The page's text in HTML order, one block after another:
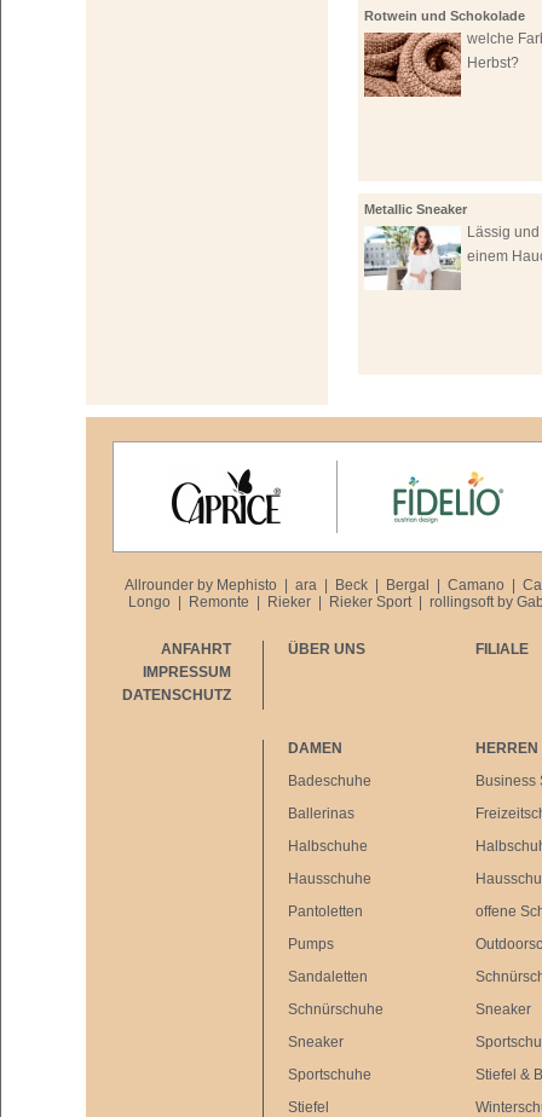
Rotwein und Schokolade
welche
Herbst?
Metallic Sneaker
Lässig
einem
Allrounder by Mephisto ara Beck Bergal Camano
Longo
Remonte Rieker Rieker Sport rollingsoft by
ANFAHRT
IMPRESSUM
DATENSCHUTZ
ÜBER UNS FILIALE
DAMEN
Badeschuhe
Ballerinas
Halbschuhe
Hausschuhe
Pantoletten
Pumps
Sandaletten
Schnürschuhe
Sneaker
Sportschuhe
Stiefel
HERREN
Business
offene
Sneaker
Stiefel &